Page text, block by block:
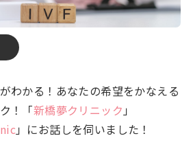
わかる！あなたの希望をかなえる
！「新橋夢クリニック 」
」にお話しを伺いました！